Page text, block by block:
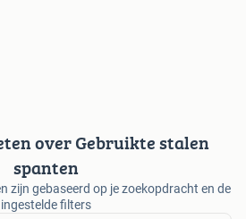
over Gebruikte stalen
spanten
zijn gebaseerd op je zoekopdracht en de
ingestelde filters